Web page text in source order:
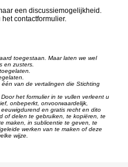
een discussiemogelijkheid.
contactformulier.
toegestaan. Maar laten we wel
en zusters.
van de vertalingen die Stichting
het formulier in te vullen verleent u
onbeperkt, onvoorwaardelijk,
en gratis recht en dito
of delen te gebruiken, te kopiëren, te
maken, in sublicentie te geven, te
werken van te maken of deze
wijze.